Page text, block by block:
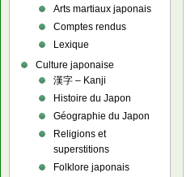
Arts martiaux japonais
Comptes rendus
Lexique
Culture japonaise
漢字 – Kanji
Histoire du Japon
Géographie du Japon
Religions et
superstitions
Folklore japonais